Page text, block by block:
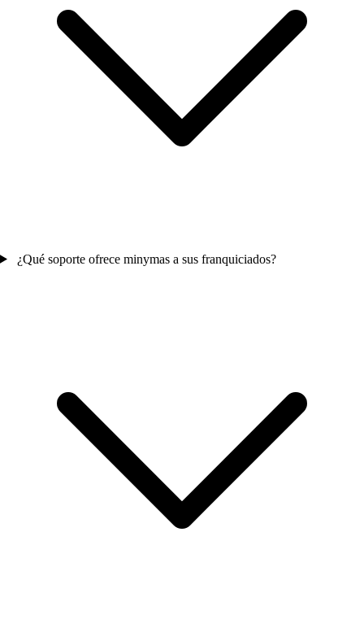
¿Qué soporte ofrece minymas a sus franquiciados?